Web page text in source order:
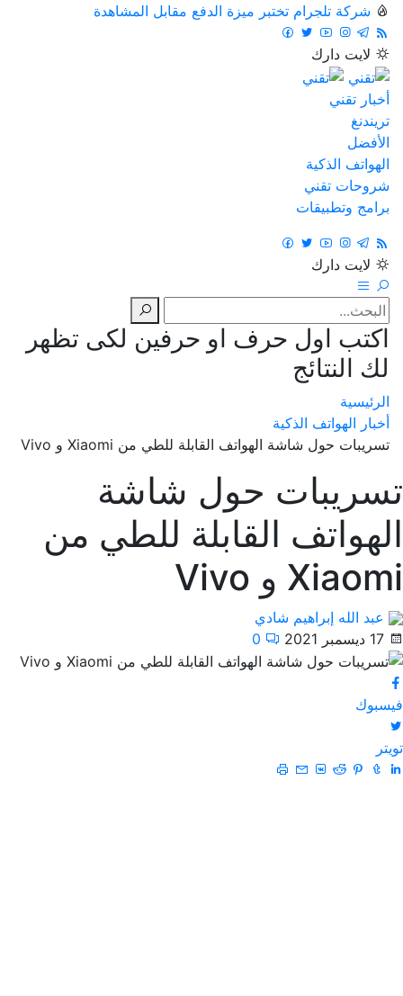
شركة تلجرام تختبر ميزة الدفع مقابل المشاهدة
لايت دارك
أخبار تقني
تريندنغ
الأفضل
الهواتف الذكية
شروحات تقني
برامج وتطبيقات
لايت دارك
اكتب اول حرف او حرفين لكى تظهر
لك النتائج
الرئيسية
أخبار الهواتف الذكية
تسريبات حول شاشة الهواتف القابلة للطي من Xiaomi و Vivo
تسريبات حول شاشة
الهواتف القابلة للطي من
Xiaomi و Vivo
عبد الله إبراهيم شادي
17 ديسمبر 2021
0
فيسبوك
تويتر